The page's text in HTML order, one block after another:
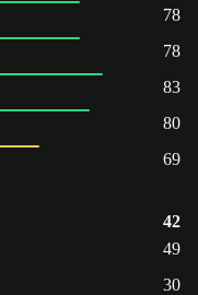
78
78
83
80
69
42
49
30